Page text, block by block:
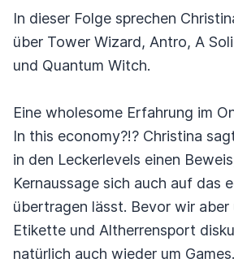
In dieser Folge sprechen
über Tower Wizard, Antro, A
und Quantum Witch.
Eine wholesome Erfahrung im
In this economy?!? Christina
in den Leckerlevels einen
Kernaussage sich auch auf das
übertragen lässt. Bevor wir aber
Etikette und Altherrensport
natürlich auch wieder um Games.